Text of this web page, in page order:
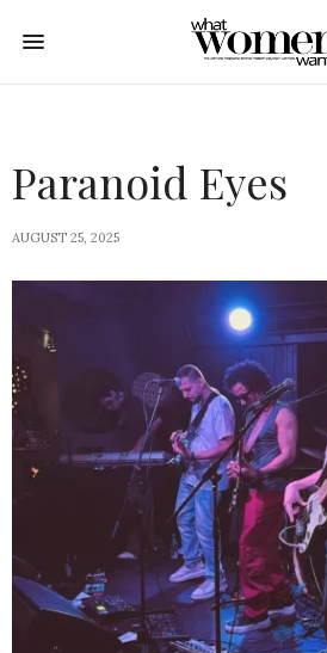
Paranoid Eyes
AUGUST 25, 2025